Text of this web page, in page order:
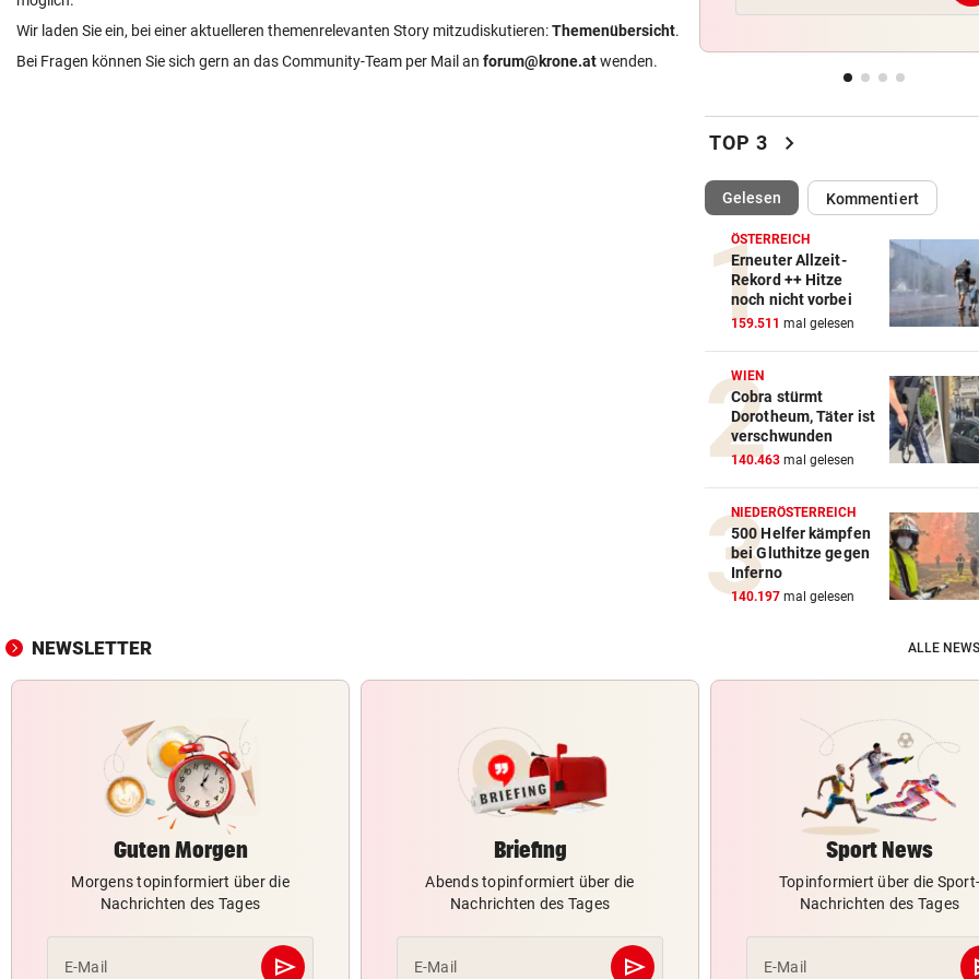
Wir laden Sie ein, bei einer aktuelleren themenrelevanten Story mitzudiskutieren:Themenübersicht.
Bei Fragen können Sie sich gern an das Community-Team per Mail an forum@krone.atwenden.
Verhounig mit Klausel,
Rapids System? „Lassen den
Jungs alle Freiheiten!“
SZENE SETZT SICH FEST
Drogenhandel explodiert im
Wiener Bezirk Mariahilf
KEIN ANTI-IRAN-PAKT vor
Diese drei Länder schlossen
TOP 3 chevron_right
Gelesen(ausgewählt)Kommentiert
ÖSTERREICH
Erneuter Allzeit-
Rekord ++ Hitze
noch nicht vorbei
159.511 mal gelesen
WIEN
Cobra stürmt
Dorotheum, Täter ist
verschwunden
140.463 mal gelesen
NIEDERÖSTERREICH
500 Helfer kämpfen
bei Gluthitze gegen
Inferno
140.197 mal gelesen
NEWSLETTER ALLE
Guten Morgen
Morgens topinformiert über die
Nachrichten des Tages
E-Mail send
Abschicken
Briefing
Abends topinformiert über die
Nachrichten des Tages
E-Mail send
Abschicken
Sport News
Topinformiert über die Sport-
Nachrichten des Tages
E-Mail